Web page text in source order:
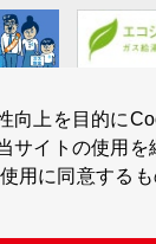
向上を目的に
サイトの使用を
用に同意するも